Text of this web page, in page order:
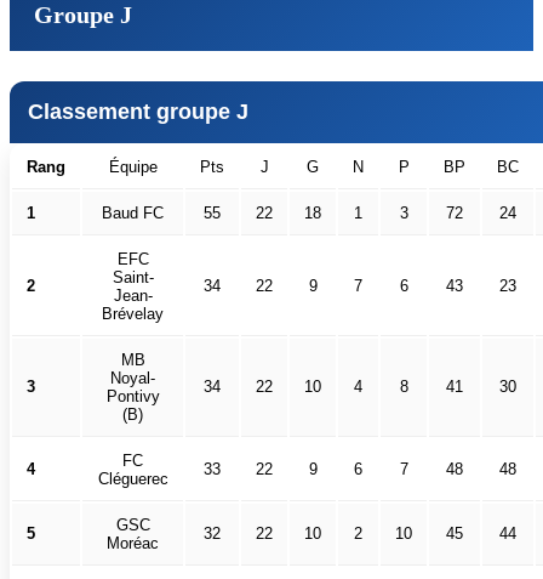
Groupe J
Classement groupe J
Rang Équipe Pts J G N P BP BC
1 Baud FC 55 22 18 1 3 72 24
2
EFC
Saint-
Jean-
Brévelay
34 22 9 7 6 43 23
3
MB
Noyal-
Pontivy
(B)
34 22 10 4 8 41 30
4
FC
Cléguerec
33 22 9 6 7 48 48
5
GSC
Moréac
32 22 10 2 10 45 44